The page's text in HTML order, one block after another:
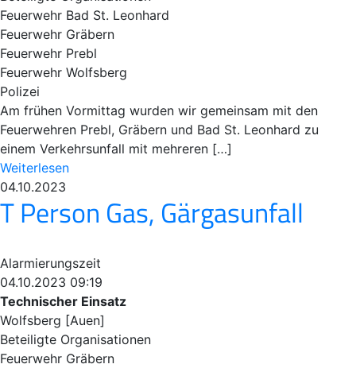
Feuerwehr Bad St. Leonhard
Feuerwehr Gräbern
Feuerwehr Prebl
Feuerwehr Wolfsberg
Polizei
Am frühen Vormittag wurden wir gemeinsam mit den
Feuerwehren Prebl, Gräbern und Bad St. Leonhard zu
einem Verkehrsunfall mit mehreren […]
Weiterlesen
04.10.2023
T Person Gas, Gärgasunfall
Alarmierungszeit
04.10.2023 09:19
Technischer Einsatz
Wolfsberg [Auen]
Beteiligte Organisationen
Feuerwehr Gräbern